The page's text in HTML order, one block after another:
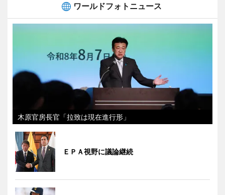
ワールドフォトニュース
木原官房長官「拉致は現在進行形」
ＥＰＡ視野に議論継続